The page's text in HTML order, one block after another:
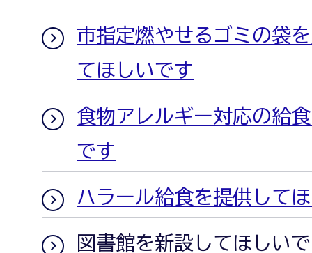
市指定燃やせるゴミの袋
てほしいです
食物アレルギー対応の給
です
ハラール給食を提供して
図書館を新設してほしい